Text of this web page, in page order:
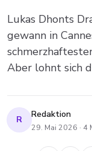
Lukas Dhonts
gewann in
Aber lohnt sich
R Redaktion
29. Mai 2026 · 4